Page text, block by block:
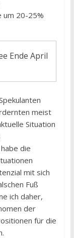
um 20-25%
Ende April
meist
Situation
die
mit sich
Fuß
ich daher,
der
für die